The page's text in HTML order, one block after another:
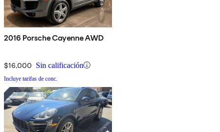
2016 Porsche Cayenne AWD
$16,000 Sin calificación
Incluye tarifas de conc.